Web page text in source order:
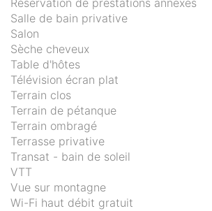
Réservation de prestations annexes
Salle de bain privative
Salon
Sèche cheveux
Table d'hôtes
Télévision écran plat
Terrain clos
Terrain de pétanque
Terrain ombragé
Terrasse privative
Transat - bain de soleil
VTT
Vue sur montagne
Wi-Fi haut débit gratuit